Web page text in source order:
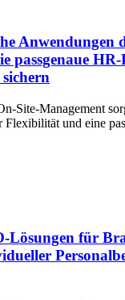
Anwendungen
passgenaue
Site-Management
Flexibilität und eine
Lösungen für